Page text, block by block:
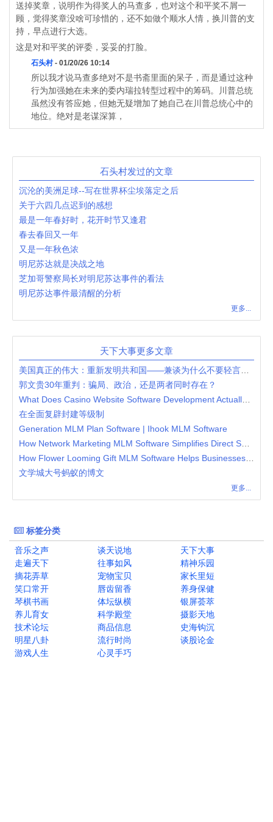
送掉奖章，说明作为得奖人的马查多，也对这个和平奖不屑一
顾，觉得奖章没啥可珍惜的，还不如做个顺水人情，换川普的支
持，早点进行大选。
这是对和平奖的评委，妥妥的打脸。
石头村- 01/20/26 10:14
所以我才说马查多绝对不是书斋里面的呆子，而是通过这种
行为加强她在未来的委内瑞拉转型过程中的筹码。川普总统
虽然没有答应她，但她无疑增加了她自己在川普总统心中的
地位。绝对是老谋深算，
石头村发过的文章
沉沦的美洲足球--写在世界杯尘埃落定之后
关于六四几点迟到的感想
最是一年春好时，花开时节又逢君
春去春回又一年
又是一年秋色浓
明尼苏达就是决战之地
芝加哥警察局长对明尼苏达事件的看法
明尼苏达事件最清醒的分析
更多...
天下大事更多文章
美国真正的伟大：重新发明共和国——兼谈为什么不要轻言美国衰落
郭文贵30年重判：骗局、政治，还是两者同时存在？
What Does Casino Website Software Development Actually Involve?
在全面复辟封建等级制
Generation MLM Plan Software | Ihook MLM Software
How Network Marketing MLM Software Simplifies Direct Selling Operations
How Flower Looming Gift MLM Software Helps Businesses Streamline Gift-Based Network Marketing
文学城大号蚂蚁的博文
更多...
标签分类
音乐之声
谈天说地
天下大事
走遍天下
往事如风
精神乐园
摘花弄草
宠物宝贝
家长里短
笑口常开
唇齿留香
养身保健
琴棋书画
体坛纵横
银屏荟萃
养儿育女
科学殿堂
摄影天地
技术论坛
商品信息
史海钩沉
明星八卦
流行时尚
谈股论金
游戏人生
心灵手巧